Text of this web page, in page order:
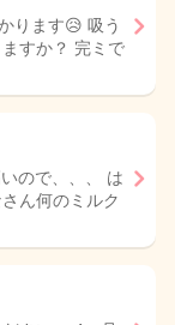
ります😥 吸う
すか？ 完ミで
ので、、、 は
ん何のミルク